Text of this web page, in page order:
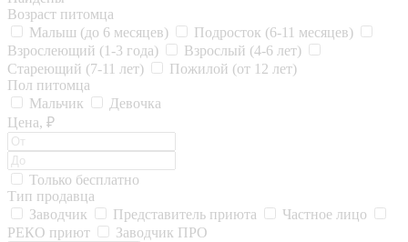
Возраст питомца
Малыш (до 6 месяцев)
Подросток (6-11 месяцев)
Взрослеющий (1-3 года)
Взрослый (4-6 лет)
Стареющий (7-11 лет)
Пожилой (от 12 лет)
Пол питомца
Мальчик
Девочка
Цена, ₽
Только бесплатно
Тип продавца
Заводчик
Представитель приюта
Частное лицо
РЕКО приют
Заводчик ПРО